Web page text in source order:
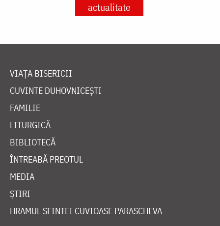
actualitate
VIAȚA BISERICII
CUVINTE DUHOVNICEȘTI
FAMILIE
LITURGICĂ
BIBLIOTECĂ
ÎNTREABĂ PREOTUL
MEDIA
ȘTIRI
HRAMUL SFINTEI CUVIOASE PARASCHEVA